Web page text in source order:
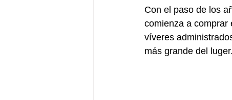
Con el paso de los
comienza a comprar
víveres
más grande del